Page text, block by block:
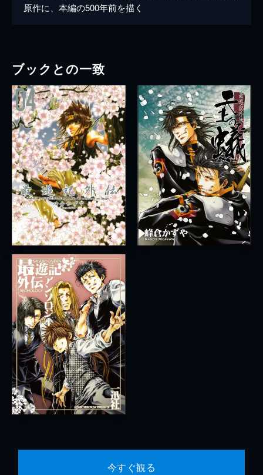
原作に、本編の500年前を描く
ブックとの一致
今すぐ観る